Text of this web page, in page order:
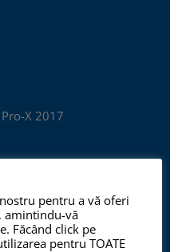
site sunt proprietate
pentru a vă oferi
amintindu-vă
Făcând click pe
pentru TOATE